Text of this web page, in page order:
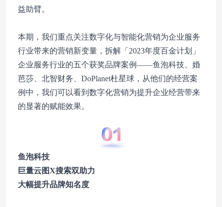
益助臂。
本期，我们重点关注数字化与智能化营销为企业服务
行业带来的营销新变量，拆解「2023年度百金计划」
企业服务行业的五个获奖品牌案例——鱼泡科技、婚
芭莎、北智财务、DoPlanet杜星球，从他们的经营案
例中，我们可以看到数字化营销为提升企业经营带来
的显著的赋能效果。
鱼泡科技
巨量云图X搜索双助力
大幅提升品牌知名度